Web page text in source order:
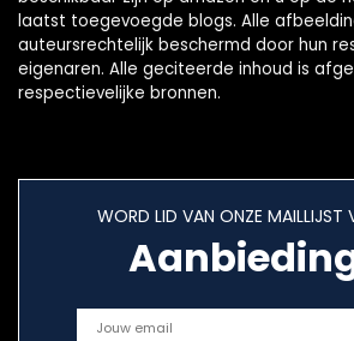
laatst toegevoegde blogs. Alle
auteursrechtelijk beschermd door hun
eigenaren. Alle geciteerde inhoud is
respectievelijke bronnen.
WORD LID VAN ONZE MAILLIJST